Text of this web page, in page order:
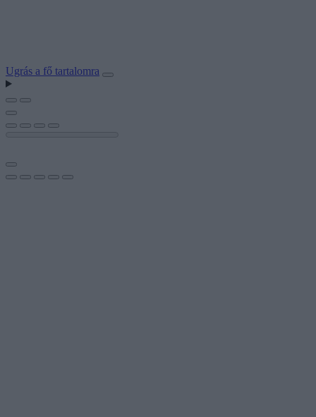
Ugrás a fő tartalomra